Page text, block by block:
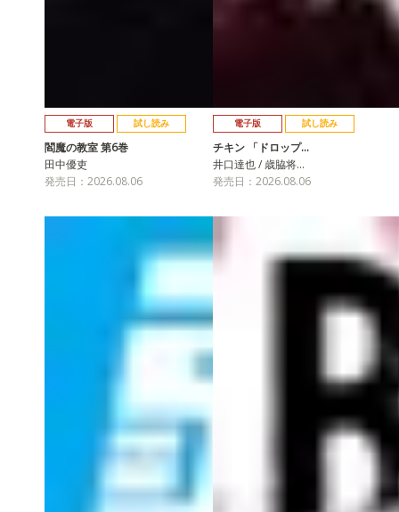
電子版 試し読み
閻魔の教室 第6巻
田中優吏
発売日：2026.08.06
電子版 試し読み
チキン 「ドロップ…
井口達也 / 歳脇将…
発売日：2026.08.06